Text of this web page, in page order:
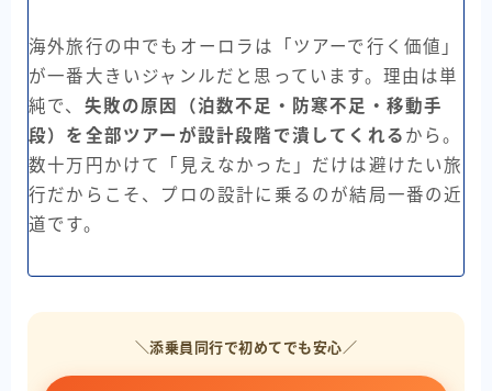
海外旅行の中でもオーロラは「ツアーで行く価値」
が一番大きいジャンルだと思っています。理由は単
純で、 失敗の原因（泊数不足・防寒不足・移動手
段）を全部ツアーが設計段階で潰してくれる から。
数十万円かけて「見えなかった」だけは避けたい旅
行だからこそ、プロの設計に乗るのが結局一番の近
道です。
＼添乗員同行で初めてでも安心／